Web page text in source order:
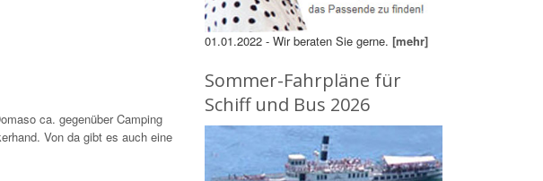
ca. gegenüber Camping
Von da gibt es auch eine
01.01.2022 - Wir beraten Sie gerne. [mehr]
Sommer-Fahrpläne für
Schiff und Bus 2026